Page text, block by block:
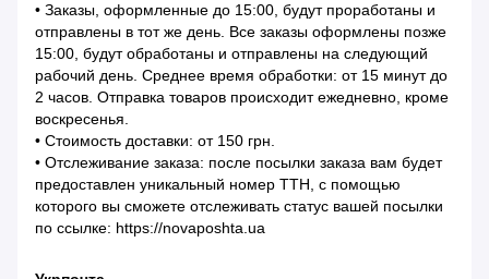
• Заказы, оформленные до 15:00, будут проработаны и
отправлены в тот же день. Все заказы оформлены позже
15:00, будут обработаны и отправлены на следующий
рабочий день. Среднее время обработки: от 15 минут до
2 часов. Отправка товаров происходит ежедневно, кроме
воскресенья.
• Стоимость доставки: от 150 грн.
• Отслеживание заказа: после посылки заказа вам будет
предоставлен уникальный номер ТТН, с помощью
которого вы сможете отслеживать статус вашей посылки
по ссылке: https://novaposhta.ua